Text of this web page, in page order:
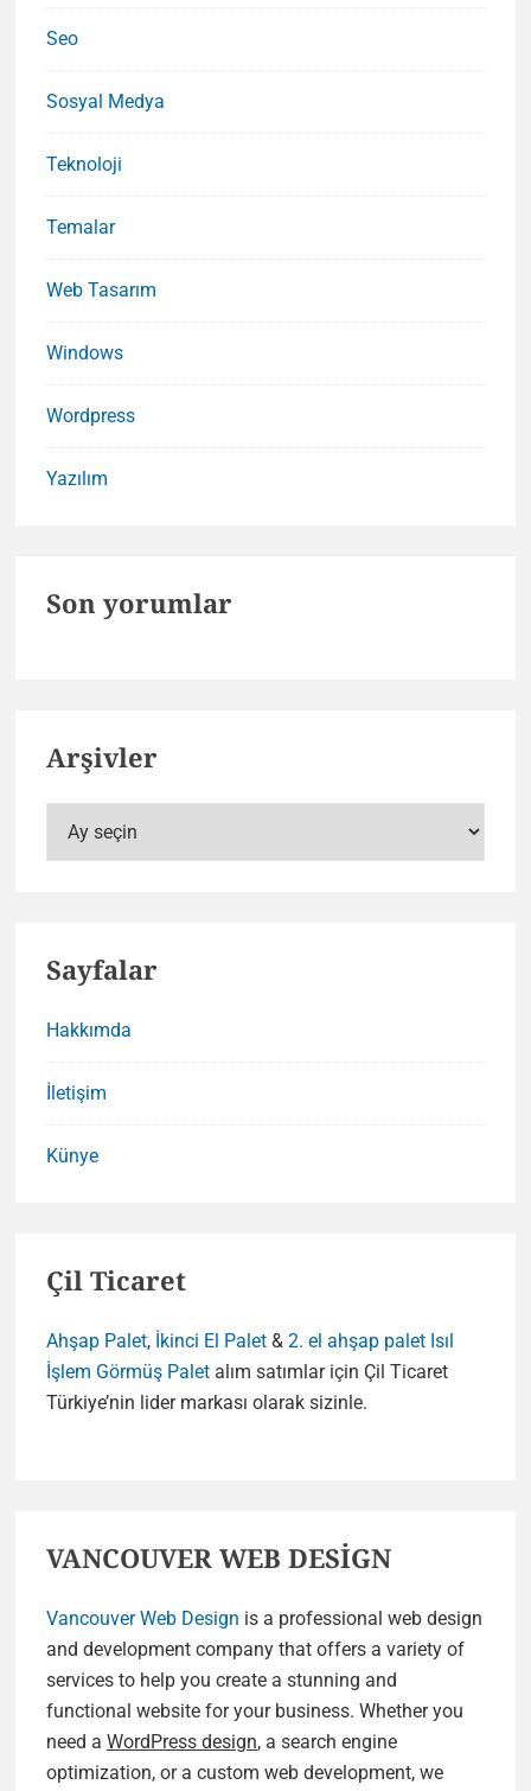
Seo
Sosyal Medya
Teknoloji
Temalar
Web Tasarım
Windows
Wordpress
Yazılım
Son yorumlar
Arşivler
Sayfalar
Hakkımda
İletişim
Künye
Çil Ticaret
Ahşap Palet, İkinci El Palet & 2. el ahşap palet Isıl
İşlem Görmüş Palet alım satımlar için Çil Ticaret
Türkiye’nin lider markası olarak sizinle.
VANCOUVER WEB DESİGN
Vancouver Web Design is a professional web design
and development company that offers a variety of
services to help you create a stunning and
functional website for your business. Whether you
need a WordPress design, a search engine
optimization, or a custom web development, we